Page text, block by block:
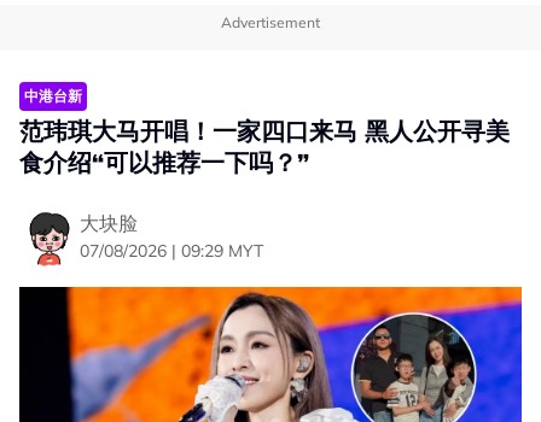
Advertisement
中港台新
范玮琪大马开唱！一家四口来马 黑人公开寻美
食介绍“可以推荐一下吗？”
大块脸
07/08/2026 | 09:29 MYT